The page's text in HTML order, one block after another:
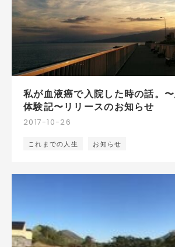
2017-10-26
私が血液癌で入院した時の話。
体験記〜リリースのお知らせ
これまでの人生 お知らせ